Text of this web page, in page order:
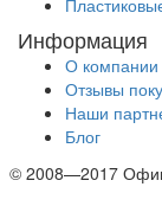
Информация
О компании
Отзывы
Наши
Блог
© 2008—2017